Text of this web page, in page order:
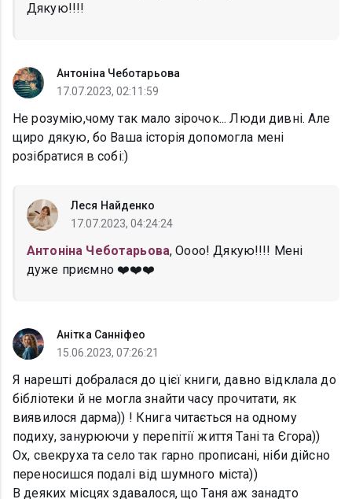
Дякую!!!!
Антоніна Чеботарьова
17.07.2023, 02:11:59
Не розумію,чому так мало зірочок... Люди дивні. Але
щиро дякую, бо Ваша історія допомогла мені
розібратися в собі:)
Леся Найденко
17.07.2023, 04:24:24
Антоніна Чеботарьова, Оооо! Дякую!!!! Мені
дуже приємно ❤️❤️❤️
Анітка Санніфео
15.06.2023, 07:26:21
Я нарешті добралася до цієї книги, давно відклала до
бібліотеки й не могла знайти часу прочитати, як
виявилося дарма)) ! Книга читається на одному
подиху, занурюючи у перепітії життя Тані та Єгора))
Ох, свекруха та село так гарно прописані, ніби дійсно
переносишся подалі від шумного міста))
В деяких місцях здавалося, що Таня аж занадто